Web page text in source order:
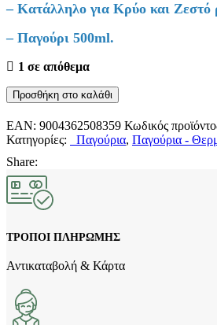
– Κατάλληλο για Κρύο και Ζεστό
– Παγούρι 500ml.
1 σε απόθεμα
Παγούρι
AlpinTec
500ml
Πλαστικό
Ποσειδώνας
Σκούρο
Μπλε
BPA
FREE
500PS-
ποσότητα
Προσθήκη στο καλάθι
EAN: 9004362508359 Κωδικός
Κατηγορίες:
Παγούρια, Παγούρια -
Share:
ΤΡΟΠΟΙ ΠΛΗΡΩΜΗΣ
Αντικαταβολή & Κάρτα